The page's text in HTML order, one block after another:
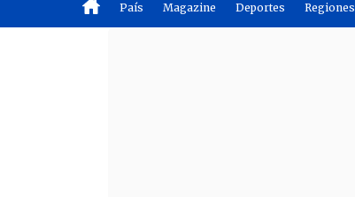
País Magazine Deportes Regiones